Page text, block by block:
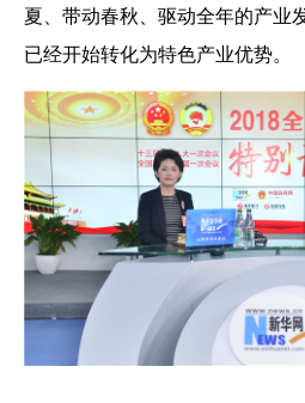
夏、带动春秋、驱动全年的产业
已经开始转化为特色产业优势。